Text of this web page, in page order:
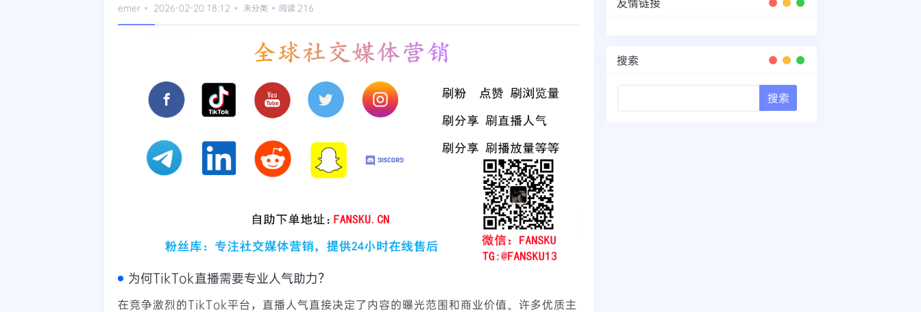
emer 2026-02-20 18:12 未分类 阅读 216
为何TikTok直播需要专业人气助力？
在竞争激烈的TikTok平台，直播人气直接决定了内容的曝光范围和商业价值。许多优质主
搜索